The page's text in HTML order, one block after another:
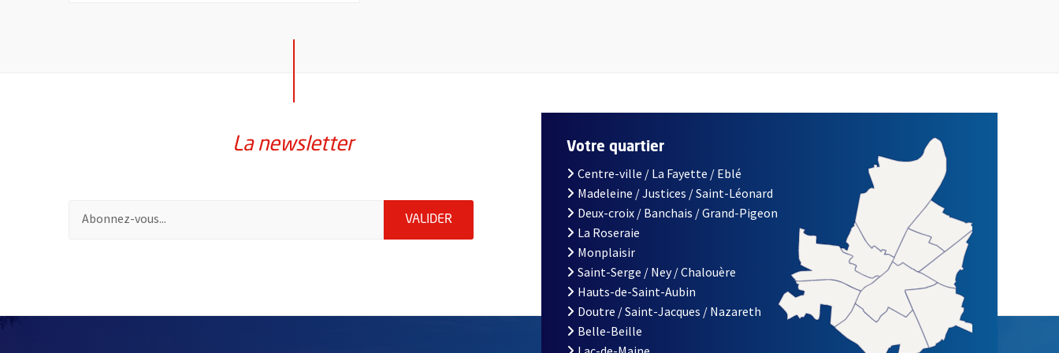
La newsletter
Pour vous inscrire à la lettre d'information de la ville d'Angers, indiquez votre email (champ obligatoire)
VALIDER ENVOYER MA DEMANDE D'INSCRIPTION À LA LETTRE D'INFORMATION DE LA VILLE D'ANGERS
Votre quartier
Centre-ville / La Fayette / Eblé
Madeleine / Justices / Saint-Léonard
Deux-croix / Banchais / Grand-Pigeon
La Roseraie
Monplaisir
Saint-Serge / Ney / Chalouère
Hauts-de-Saint-Aubin
Doutre / Saint-Jacques / Nazareth
Belle-Beille